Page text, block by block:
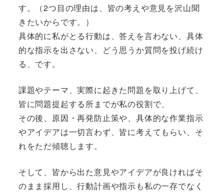
す。（2つ目の理由は、皆の考えや意見を沢山聞
きたいからです。）
具体的に私がとる行動は、答えを言わない、具体
的な指示を出さない、どう思うか質問を投げ続け
る、です。
課題やテーマ、実際に起きた問題を取り上げて、
皆に問題提起する所までが私の役割で、
その後、原因・再発防止策や、具体的な作業指示
やアイデアは一切言わず、皆に考えてもらい、そ
れをただ傾聴します。
そして、皆から出た意見やアイデアが良ければそ
のまま採用し、行動計画や指示も私の一存でなく